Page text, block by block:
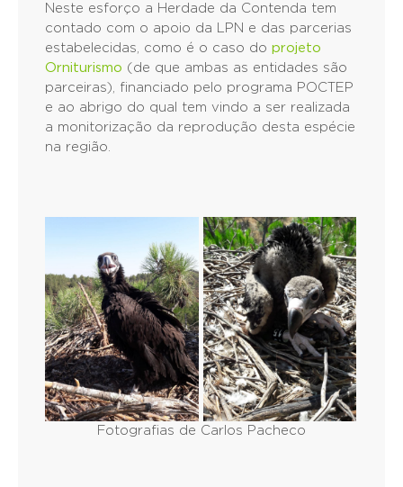
Neste esforço a Herdade da Contenda tem
contado com o apoio da LPN e das parcerias
estabelecidas, como é o caso do projeto
Orniturismo (de que ambas as entidades são
parceiras), financiado pelo programa POCTEP
e ao abrigo do qual tem vindo a ser realizada
a monitorização da reprodução desta espécie
na região.
Fotografias de Carlos Pacheco